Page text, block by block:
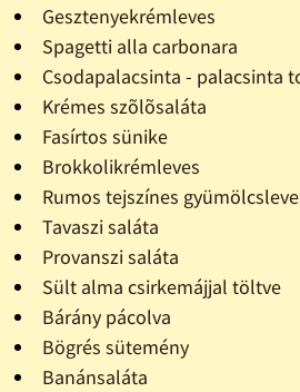
Gesztenyekrémleves
Spagetti alla carbonara
Csodapalacsinta - palacsinta
Krémes szõlõsaláta
Fasírtos sünike
Brokkolikrémleves
Rumos tejszínes
Tavaszi saláta
Provanszi saláta
Sült alma csirkemájjal töltve
Bárány pácolva
Bögrés sütemény
Banánsaláta